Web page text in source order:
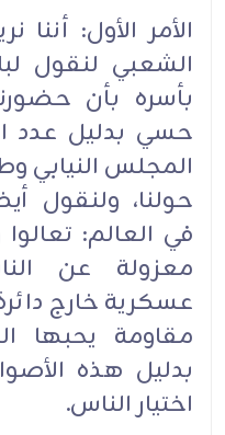
الأمر الأول: أننا
الشعبي لنقول
بأسره بأن
حسي بدليل عدد
المجلس النيابي
حولنا، ولنقول
في العالم:
معزولة عن
عسكرية خارج
مقاومة يحبها
بدليل هذه
اختيار الناس.